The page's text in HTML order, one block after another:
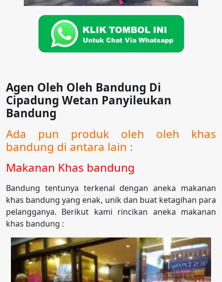
Agen Oleh Oleh Bandung Di
Cipadung Wetan Panyileukan
Bandung
Ada pun produk oleh oleh khas
bandung di antara lain :
Makanan Khas bandung
Bandung tentunya terkenal dengan aneka makanan
khas bandung yang enak, unik dan buat ketagihan para
pelangganya. Berikut kami rincikan aneka makanan
khas bandung :